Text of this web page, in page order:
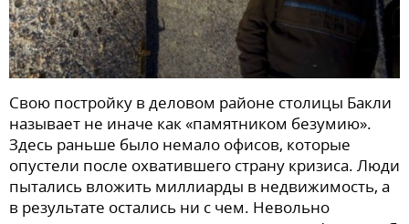
Свою постройку в деловом районе столицы Бакли
называет не иначе как «памятником безумию».
Здесь раньше было немало офисов, которые
опустели после охватившего страну кризиса. Люди
пытались вложить миллиарды в недвижимость, а
в результате остались ни с чем. Невольно